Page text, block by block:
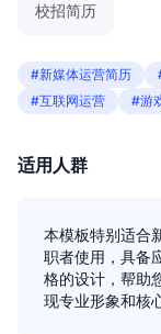
校招简历
#新媒体运营简历
#互联网运营
#游
适用人群
本模板特别适合
职者使用，具备
格的设计，帮助
现专业形象和核